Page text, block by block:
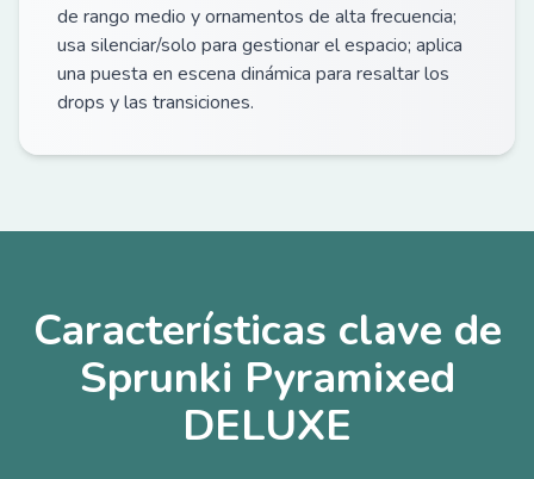
de rango medio y ornamentos de alta frecuencia;
usa silenciar/solo para gestionar el espacio; aplica
una puesta en escena dinámica para resaltar los
drops y las transiciones.
Características clave de
Sprunki Pyramixed
DELUXE